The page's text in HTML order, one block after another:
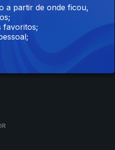
a partir de onde ficou,
favoritos;